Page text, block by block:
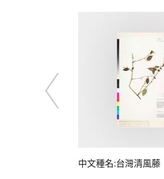
中文種名:台灣清風藤